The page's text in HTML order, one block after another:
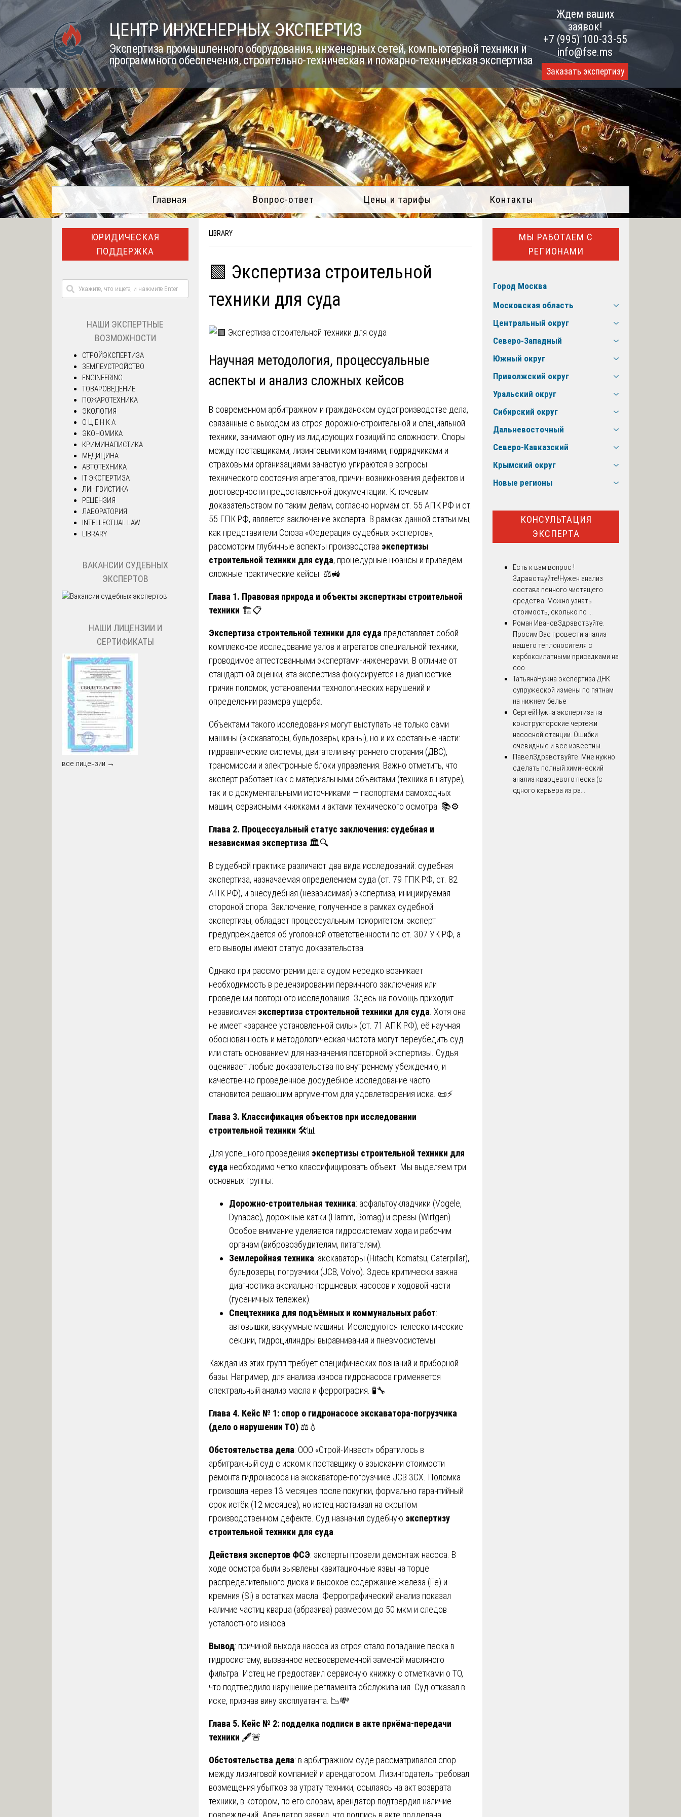
Skip
to
content
ЦЕНТР ИНЖЕНЕРНЫХ ЭКСПЕРТИЗ
Экспертиза промышленного оборудования, инженерных сетей, компьютерной техники и
программного обеспечения, строительно-техническая и пожарно-техническая экспертиза
Ждем ваших
заявок!
+7 (995) 100-33-55
info@fse.ms
Заказать экспертизу
Главная Вопрос-ответ Цены и тарифы Контакты
LIBRARY
🟩 Экспертиза строительной
техники для суда
Научная методология, процессуальные
аспекты и анализ сложных кейсов
В современном арбитражном и гражданском судопроизводстве дела,
связанные с выходом из строя дорожно-строительной и специальной
техники, занимают одну из лидирующих позиций по сложности. Споры
между поставщиками, лизинговыми компаниями, подрядчиками и
страховыми организациями зачастую упираются в вопросы
технического состояния агрегатов, причин возникновения дефектов и
достоверности предоставленной документации. Ключевым
доказательством по таким делам, согласно нормам ст. 55 АПК РФ и ст.
55 ГПК РФ, является заключение эксперта. В рамках данной статьи мы,
как представители Союза «Федерация судебных экспертов»,
рассмотрим глубинные аспекты производства экспертизы
строительной техники для суда, процедурные нюансы и приведём
сложные практические кейсы. ⚖️🚜
Глава 1. Правовая природа и объекты экспертизы строительной
техники 🏗️📋
Экспертиза строительной техники для суда представляет собой
комплексное исследование узлов и агрегатов специальной техники,
проводимое аттестованными экспертами-инженерами. В отличие от
стандартной оценки, эта экспертиза фокусируется на диагностике
причин поломок, установлении технологических нарушений и
определении размера ущерба.
Объектами такого исследования могут выступать не только сами
машины (экскаваторы, бульдозеры, краны), но и их составные части:
гидравлические системы, двигатели внутреннего сгорания (ДВС),
трансмиссии и электронные блоки управления. Важно отметить, что
эксперт работает как с материальными объектами (техника в натуре),
так и с документальными источниками — паспортами самоходных
машин, сервисными книжками и актами технического осмотра. 📚⚙️
Глава 2. Процессуальный статус заключения: судебная и
независимая экспертиза 🏛️🔍
В судебной практике различают два вида исследований: судебная
экспертиза, назначаемая определением суда (ст. 79 ГПК РФ, ст. 82
АПК РФ), и внесудебная (независимая) экспертиза, инициируемая
стороной спора. Заключение, полученное в рамках судебной
экспертизы, обладает процессуальным приоритетом: эксперт
предупреждается об уголовной ответственности по ст. 307 УК РФ, а
его выводы имеют статус доказательства.
Однако при рассмотрении дела судом нередко возникает
необходимость в рецензировании первичного заключения или
проведении повторного исследования. Здесь на помощь приходит
независимая экспертиза строительной техники для суда . Хотя она
не имеет «заранее установленной силы» (ст. 71 АПК РФ), её научная
обоснованность и методологическая чистота могут переубедить суд
или стать основанием для назначения повторной экспертизы. Судья
оценивает любые доказательства по внутреннему убеждению, и
качественно проведённое досудебное исследование часто
становится решающим аргументом для удовлетворения иска. 📜⚡
Глава 3. Классификация объектов при исследовании
строительной техники 🛠️📊
Для успешного проведения экспертизы строительной техники для
суда необходимо четко классифицировать объект. Мы выделяем три
основных группы:
Дорожно-строительная техника: асфальтоукладчики (Vogele,
Dynapac), дорожные катки (Hamm, Bomag) и фрезы (Wirtgen).
Особое внимание уделяется гидросистемам хода и рабочим
органам (вибровозбудителям, питателям).
Землеройная техника: экскаваторы (Hitachi, Komatsu, Caterpillar),
бульдозеры, погрузчики (JCB, Volvo). Здесь критически важна
диагностика аксиально-поршневых насосов и ходовой части
(гусеничных тележек).
Спецтехника для подъёмных и коммунальных работ:
автовышки, вакуумные машины. Исследуются телескопические
секции, гидроцилиндры выравнивания и пневмосистемы.
Каждая из этих групп требует специфических познаний и приборной
базы. Например, для анализа износа гидронасоса применяется
спектральный анализ масла и феррография. 🧪🔧
Глава 4. Кейс № 1: спор о гидронасосе экскаватора-погрузчика
(дело о нарушении ТО) ⚖️💧
Обстоятельства дела: ООО «Строй-Инвест» обратилось в
арбитражный суд с иском к поставщику о взыскании стоимости
ремонта гидронасоса на экскаваторе-погрузчике JCB 3CX. Поломка
произошла через 13 месяцев после покупки, формально гарантийный
срок истёк (12 месяцев), но истец настаивал на скрытом
производственном дефекте. Суд назначил судебную экспертизу
строительной техники для суда
Действия экспертов ФСЭ: эксперты провели демонтаж насоса. В
ходе осмотра были выявлены кавитационные язвы на торце
распределительного диска и высокое содержание железа (Fe) и
кремния (Si) в остатках масла. Феррографический анализ показал
наличие частиц кварца (абразива) размером до 50 мкм и следов
усталостного износа.
Вывод: причиной выхода насоса из строя стало попадание песка в
гидросистему, вызванное несвоевременной заменой масляного
фильтра. Истец не предоставил сервисную книжку с отметками о ТО,
что подтвердило нарушение регламента обслуживания. Суд отказал в
иске, признав вину эксплуатанта. 📉💸
Глава 5. Кейс № 2: подделка подписи в акте приёма-передачи
техники 🖋️🚨
Обстоятельства дела: в арбитражном суде рассматривался спор
между лизинговой компанией и арендатором. Лизингодатель требовал
возмещения убытков за утрату техники, ссылаясь на акт возврата
техники, в котором, по его словам, арендатор подтвердил наличие
повреждений. Арендатор заявил, что подпись в акте подделана.
ЮРИДИЧЕСКАЯ
ПОДДЕРЖКА
НАШИ ЭКСПЕРТНЫЕ
ВОЗМОЖНОСТИ
СТРОЙЭКСПЕРТИЗА
ЗЕМЛЕУСТРОЙСТВО
ENGINEERING
ТОВАРОВЕДЕНИЕ
ПОЖАРОТЕХНИКА
ЭКОЛОГИЯ
О Ц Е Н К А
ЭКОНОМИКА
КРИМИНАЛИСТИКА
МЕДИЦИНА
АВТОТЕХНИКА
IT ЭКСПЕРТИЗА
ЛИНГВИСТИКА
РЕЦЕНЗИЯ
ЛАБОРАТОРИЯ
INTELLECTUAL LAW
LIBRARY
ВАКАНСИИ СУДЕБНЫХ
ЭКСПЕРТОВ
НАШИ ЛИЦЕНЗИИ И
СЕРТИФИКАТЫ
все лицензии →
МЫ РАБОТАЕМ С
РЕГИОНАМИ
Город Москва
Московская область
Центральный округ
Северо-Западный
Южный округ
Приволжский округ
Уральский округ
Сибирский округ
Дальневосточный
Северо-Кавказский
Крымский округ
Новые регионы
КОНСУЛЬТАЦИЯ
ЭКСПЕРТА
Есть к вам вопрос !
Здравствуйте!Нужен анализ
состава пенного чистящего
средства. Можно узнать
стоимость, сколько по ...
Роман ИвановЗдравствуйте.
Просим Вас провести анализ
нашего теплоносителя с
карбоксилатными присадками на
соо...
ТатьянаНужна экспертиза ДНК
супружеской измены по пятнам
на нижнем белье
СергейНужна экспертиза на
конструкторские чертежи
насосной станции. Ошибки
очевидные и все известны.
ПавелЗдравствуйте. Мне нужно
сделать полный химический
анализ кварцевого песка (с
одного карьера из ра...